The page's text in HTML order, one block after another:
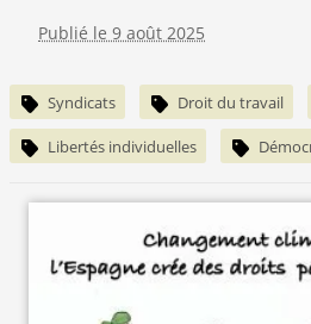
Publié le 9 août 2025
Syndicats Droit du travail
Libertés individuelles